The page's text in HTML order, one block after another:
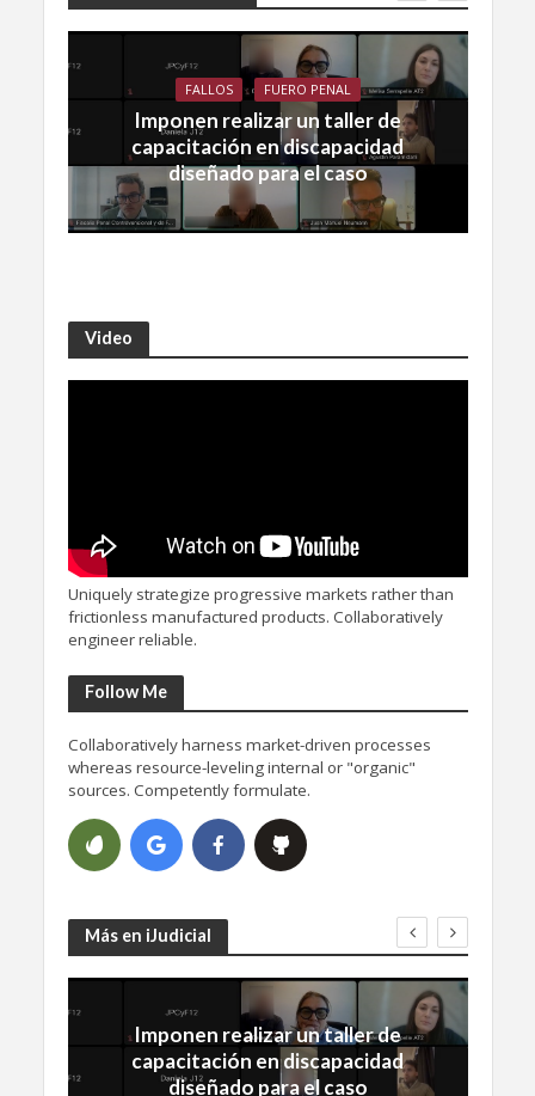
FALLOS FUERO PENAL
Imponen realizar un taller de
capacitación en discapacidad
diseñado para el caso
Video
Uniquely strategize progressive markets rather than
frictionless manufactured products. Collaboratively
engineer reliable.
Follow Me
Collaboratively harness market-driven processes
whereas resource-leveling internal or "organic"
sources. Competently formulate.
Más en iJudicial
Imponen realizar un taller de
capacitación en discapacidad
diseñado para el caso